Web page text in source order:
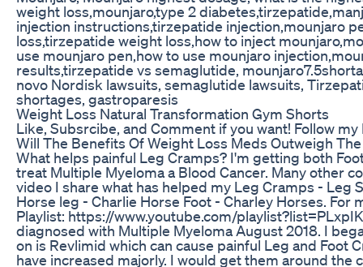
weight loss,mounjaro,type 2
injection instructions,tirzepatide injection,mounjaro
loss,tirzepatide weight loss,how to inject
use mounjaro pen,how to use mounjaro
results,tirzepatide vs semaglutide,
novo Nordisk lawsuits, semaglutide lawsuits,
shortages, gastroparesis
Weight Loss Natural Transformation Gym Shorts
Like, Subsrcibe, and Comment if you want! Follow
Will The Benefits Of Weight Loss Meds Outweigh
What helps painful Leg Cramps? I'm getting both
treat Multiple Myeloma a Blood Cancer. Many other
video I share what has helped my Leg Cramps - Leg
Horse leg - Charlie Horse Foot - Charley Horses.
Playlist: https://www.youtube.com/
diagnosed with Multiple Myeloma August 2018. I
on is Revlimid which can cause painful Leg and Foot
have increased majorly. I would get them around